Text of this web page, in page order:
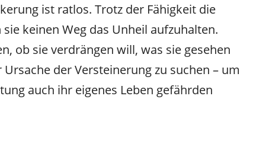
ist ratlos. Trotz der Fähigkeit die
keinen Weg das Unheil aufzuhalten.
ob sie verdrängen will, was sie gesehen
der Versteinerung zu suchen – um
auch ihr eigenes Leben gefährden